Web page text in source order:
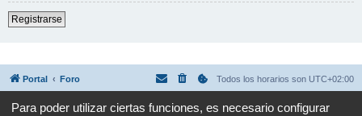
Registrarse
Portal Foro Todos los horarios son UTC+02:00
Desarrollado porphpBB® Forum Software © phpBB Limited
Para poder utilizar ciertas funciones, es necesario configurar